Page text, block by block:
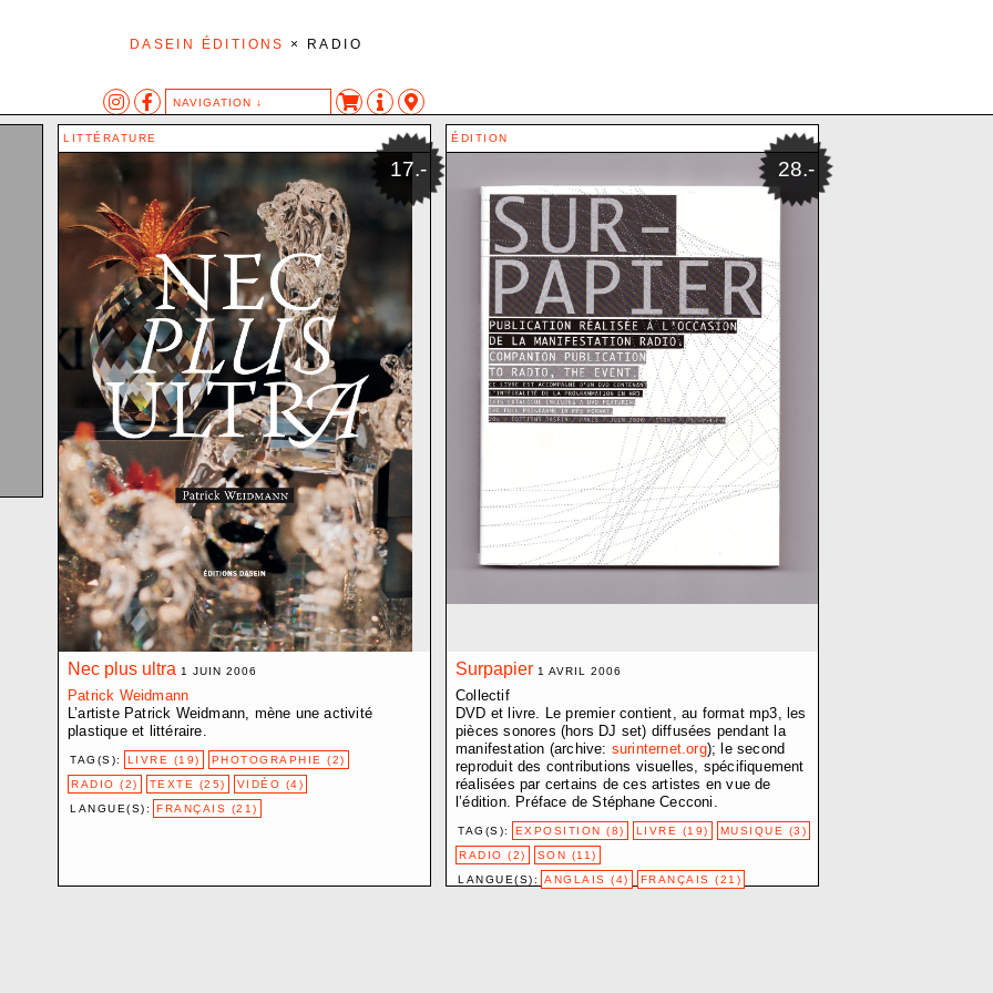
DASEIN ÉDITIONS × RADIO
NAVIGATION ↓
AUTOMATIQUE
TAGS
AFFICHE
LES AUTRES ANIMAUX
DESSIN
EXPOSITION
HIC
LIVRE
OBJET
SÉRIGRAPHIE
SON
TEXTE
AUTEUR·ES
AIPOTU
ANONYME
BARON SAM
BASSANINI KATIA
BLANCHARD CHRISTOPHE
BULETTI ELIA
CANNON OLIVIA MC
CEMENTO-MÜLLER PLINIO-NATALE
CHAPUIS JEAN-LOUIS
CHIDICHIMO ALESSANDRO
CHO MIN-JI
COLLECTIF
CROCE OLIVIA
CROZE BAPTISTE
D.V.D. L.
DEMARCHI NICOLA
EBERLE ELISABETH
ELIOPOULOS PHILIPPE-D.
ETEMPOUCA GILLE
FAVRE PASCALE
FLUMET JOËLLE
FRACTION EXTRÊME CENTRE
FRIGERI JONATHAN
GARDUÑO FLOR
GIANNINI FABRIZIO
GUADAGNOLI OLMO
LITTÉRATURE
Nec plus ultra 1 JUIN 2006
Patrick Weidmann
L’artiste Patrick Weidmann, mène une activité
plastique et littéraire.
TAG(S): LIVRE (19)
PHOTOGRAPHIE (2)
RADIO (2)
TEXTE (25)
VIDÉO (4)
LANGUE(S):
FRANÇAIS (21)
17.-
ÉDITION
Surpapier 1 AVRIL 2006
Collectif
DVD et livre. Le premier contient, au format mp3, les
pièces sonores (hors DJ set) diffusées pendant la
manifestation (archive: surinternet.org); le second
reproduit des contributions visuelles, spécifiquement
réalisées par certains de ces artistes en vue de
l’édition. Préface de Stéphane Cecconi.
TAG(S): EXPOSITION (8) LIVRE (19)
MUSIQUE (3)
RADIO (2)
SON (11)
LANGUE(S):
ANGLAIS (4) FRANÇAIS (21)
28.-